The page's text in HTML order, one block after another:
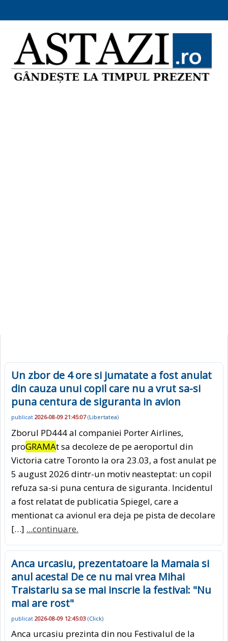
Un zbor de 4 ore si jumatate a fost anulat
din cauza unui copil care nu a vrut sa-si
puna centura de siguranta in avion
publicat 2026-08-09 21:45:07(Libertatea)
Zborul PD444 al companiei Porter Airlines,
proGRAMAt sa decoleze de pe aeroportul din
Victoria catre Toronto la ora 23.03, a fost anulat pe
5 august 2026 dintr-un motiv neasteptat: un copil
refuza sa-si puna centura de siguranta. Incidentul
a fost relatat de publicatia Spiegel, care a
mentionat ca avionul era deja pe pista de decolare
[…] ...continuare.
Anca urcasiu, prezentatoare la Mamaia si
anul acesta! De ce nu mai vrea Mihai
Traistariu sa se mai inscrie la festival: "Nu
mai are rost"
publicat 2026-08-09 12:45:03 (Click)
Anca urcasiu prezinta din nou Festivalul de la